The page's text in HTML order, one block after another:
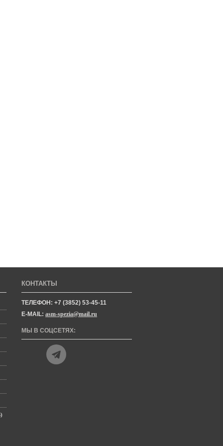
КОНТАКТЫ
ТЕЛЕФОН: +7 (3852) 53-45-11
E-MAIL: asm-spezia@mail.ru
МЫ В СОЦСЕТЯХ: